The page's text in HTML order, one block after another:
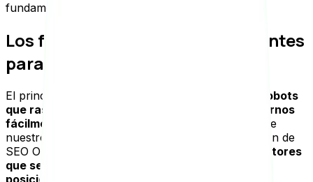
fundamental entre ambos conceptos.
Los factores SEO on page relevantes
para Google
El principal objetivo a tener presente es que
los robots
que rastrean las páginas web puedan encontrarnos
fácilmente
y leer correctamente la información de
nuestro sitio. Para ejecutar una buena optimización de
SEO On Page, debes tener en cuenta algunos
factores
que serán clave para lograr un mejor